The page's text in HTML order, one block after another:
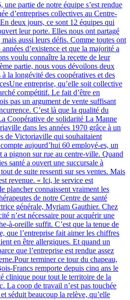
partie de notre équipe s’est rendue
d’entreprises collectives au Centre-
deux jours, ce sont 12 équipes qui
leur porte. Elles nous ont partagé
aussi leurs défis. Comme toutes ont
d’existence et que la majorité a
voulu connaître la recette de leur
partie, nous vous dévoilons deux
la longévité des coopératives et des
entreprise, qu’elle soit collective
compétitif. Le fait d’être en
pas un argument de vente suffisant
C’est là que la qualité du
Coopérative de solidarité La Manne
dans les années 1970 grâce à un
de Victoriaville qui souhaitaient
aujourd’hui 60 employé-es, un
a pignon sur rue au centre-ville. Quand
santé a ouvert une succursale à
de suite ressenti sur ses ventes. Mais
revenue. « Ici, le service est
plancher connaissent vraiment les
de notre Centre de santé
générale, Myriam Gauthier. Chez
n’est nécessaire pour acquérir une
à-oreille suffit. C’est que la tenue de
que l’entreprise fait aimer les chiffres
en être allergiques. Et quand un
que l’entreprise est rendue assez
terminer ce tour du chapeau,
Francs remporte depuis cinq ans le
clinique pour tout le territoire de la
La coop de travail n’est pas touchée
séduit beaucoup la relève, qu’elle